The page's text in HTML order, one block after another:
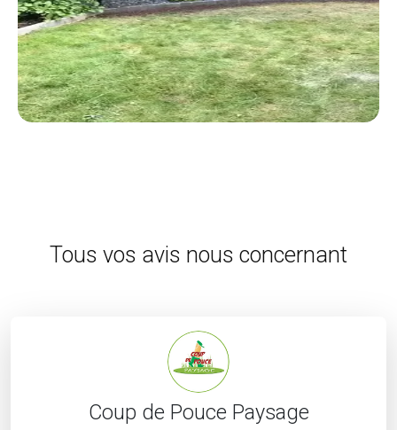
Tous vos avis nous concernant
Coup de Pouce Paysage